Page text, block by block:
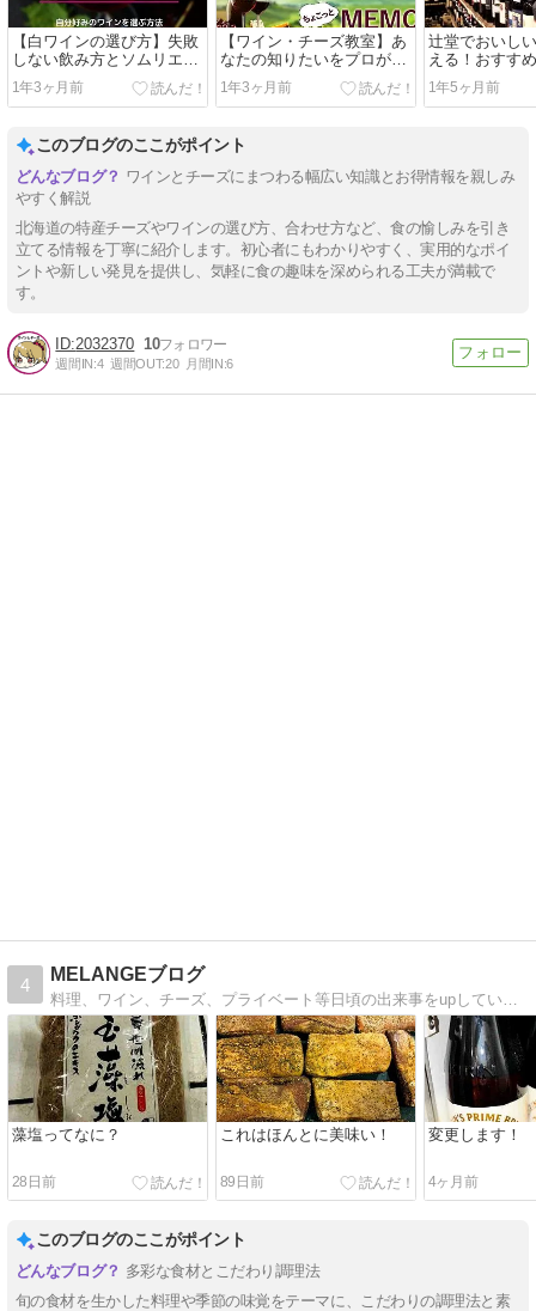
【白ワインの選び方】失敗
しない飲み方とソムリエ厳
選おすすめ10選
1年3ヶ月前
【ワイン・チーズ教室】あ
なたの知りたいをプロが講
座にします！
1年3ヶ月前
辻堂でおいし
える！おすす
ップをソムリ
1年5ヶ月前
このブログのここがポイント
ワインとチーズにまつわる幅広い知識とお得情報を親しみ
やすく解説
北海道の特産チーズやワインの選び方、合わせ方など、食の愉しみを引き
立てる情報を丁寧に紹介します。初心者にもわかりやすく、実用的なポイ
ントや新しい発見を提供し、気軽に食の趣味を深められる工夫が満載で
す。
2032370 10
週間IN:4 週間OUT:20 月間IN:6
4
MELANGEブログ
藻塩ってなに？
28日前
これはほんとに美味い！
89日前
変更します！
4ヶ月前
このブログのここがポイント
多彩な食材とこだわり調理法
旬の食材を生かした料理や季節の味覚をテーマに、こだわりの調理法と素